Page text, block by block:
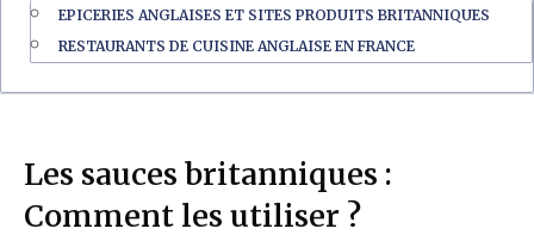
EPICERIES ANGLAISES ET SITES PRODUITS BRITANNIQUES
RESTAURANTS DE CUISINE ANGLAISE EN FRANCE
Les sauces britanniques :
Comment les utiliser ?